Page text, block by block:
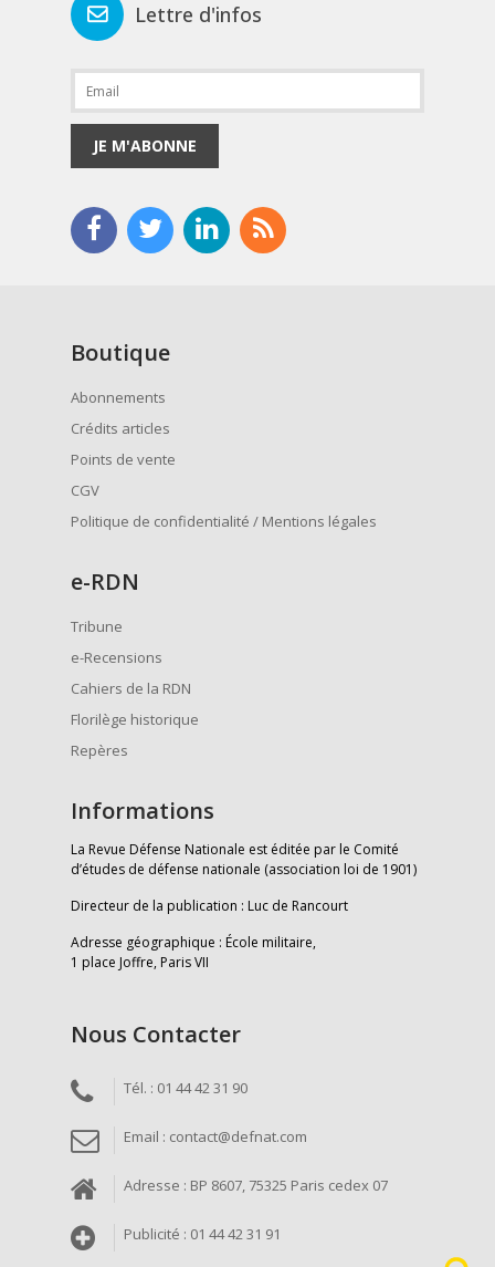
Lettre d'infos
JE M'ABONNE
Boutique
Abonnements
Crédits articles
Points de vente
CGV
Politique de confidentialité / Mentions légales
e-RDN
Tribune
e-Recensions
Cahiers de la RDN
Florilège historique
Repères
Informations
La Revue Défense Nationale est éditée par le Comité
d’études de défense nationale (association loi de 1901)
Directeur de la publication : Luc de Rancourt
Adresse géographique : École militaire,
1 place Joffre, Paris VII
Nous Contacter
Tél. : 01 44 42 31 90
Email : contact@defnat.com
Adresse : BP 8607, 75325 Paris cedex 07
Publicité : 01 44 42 31 91